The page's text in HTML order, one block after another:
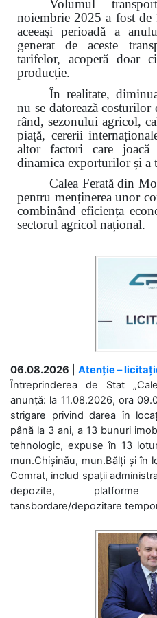
Volumul
noiembrie 2025 a fost
aceeași perioadă a
generat de aceste
tarifelor, acoperă doar
producție.
În realitate,
nu se datorează
rând, sezonului agricol,
piață, cererii
altor factori care
dinamica exporturilor și a
Calea Ferată din
pentru menținerea unor
combinând eficiența
sectorul agricol național.
06.08.2026
Atenție –
Întreprinderea de Stat
anunță: la 11.08.2026, ora
strigare privind darea în
până la 3 ani, a 13 bunuri
tehnologic, expuse în 13
mun.Chișinău, mun.Bălți și în
Comrat, includ spații
depozite,
tansbordare/depozitare